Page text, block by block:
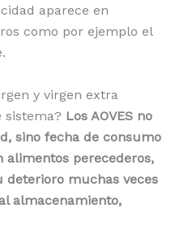
aparece en
como por ejemplo el
y virgen extra
sistema? Los AOVES no
sino fecha de consumo
perecederos,
deterioro muchas veces
almacenamiento,